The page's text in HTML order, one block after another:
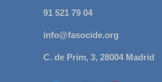
91 521 79 04
info@fasocide.org
C. de Prim, 3, 28004 Madrid